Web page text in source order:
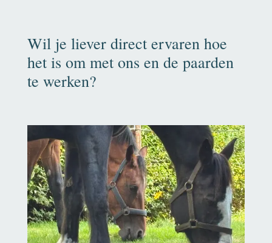
Wil je liever direct ervaren hoe
het is om met ons en de paarden
te werken?